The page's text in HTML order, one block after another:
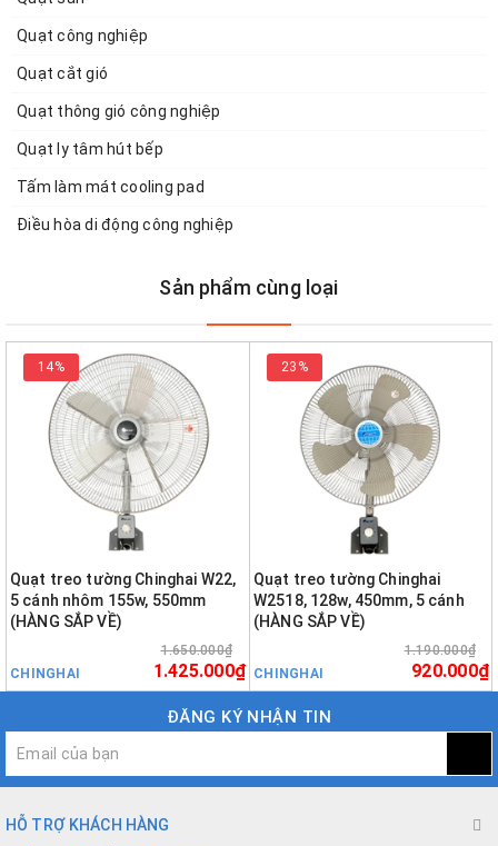
Quạt công nghiệp
Quạt cắt gió
Quạt thông gió công nghiệp
Quạt ly tâm hút bếp
Tấm làm mát cooling pad
Điều hòa di động công nghiệp
Sản phẩm cùng loại
14%
Quạt treo tường Chinghai W22,
5 cánh nhôm 155w, 550mm
(HÀNG SẮP VỀ)
CHINGHAI
1.650.000₫
1.425.000₫
23%
Quạt treo tường Chinghai
W2518, 128w, 450mm, 5 cánh
(HÀNG SẮP VỀ)
CHINGHAI
1.190.000₫
920.000₫
ĐĂNG KÝ NHẬN TIN
HỖ TRỢ KHÁCH HÀNG